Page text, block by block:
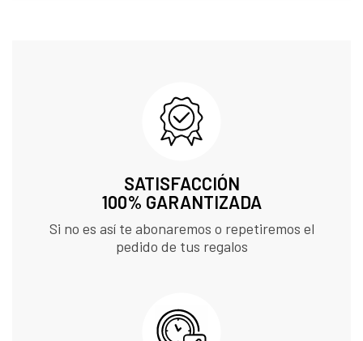
SATISFACCIÓN
100% GARANTIZADA
Si no es así te abonaremos o repetiremos el
pedido de tus regalos